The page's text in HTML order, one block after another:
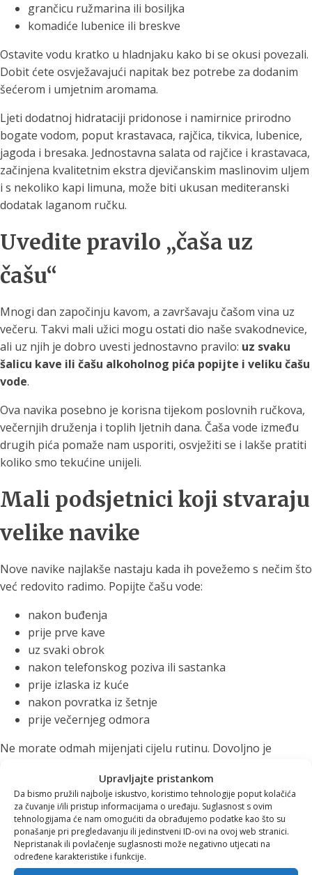
Upravljajte pristankom
Da bismo pružili najbolje iskustvo, koristimo tehnologije poput kolačića
za čuvanje i/ili pristup informacijama o uređaju. Suglasnost s ovim
tehnologijama će nam omogućiti da obrađujemo podatke kao što su
ponašanje pri pregledavanju ili jedinstveni ID-ovi na ovoj web stranici.
Nepristanak ili povlačenje suglasnosti može negativno utjecati na
određene karakteristike i funkcije.
grančicu ružmarina ili bosiljka
komadiće lubenice ili breskve
Ostavite vodu kratko u hladnjaku kako bi se okusi povezali.
Dobit ćete osvježavajući napitak bez potrebe za dodanim
šećerom i umjetnim aromama.
Ljeti dodatnoj hidrataciji pridonose i namirnice prirodno
bogate vodom, poput krastavaca, rajčica, tikvica, lubenice,
jagoda i bresaka. Jednostavna salata od rajčice i krastavaca,
začinjena kvalitetnim ekstra djevičanskim maslinovim uljem
i s nekoliko kapi limuna, može biti ukusan mediteranski
dodatak laganom ručku.
Uvedite pravilo „čaša uz
čašu“
Mnogi dan započinju kavom, a završavaju čašom vina uz
večeru. Takvi mali užici mogu ostati dio naše svakodnevice,
ali uz njih je dobro uvesti jednostavno pravilo: uz svaku
šalicu kave ili čašu alkoholnog pića popijte i veliku čašu
vode.
Ova navika posebno je korisna tijekom poslovnih ručkova,
večernjih druženja i toplih ljetnih dana. Čaša vode između
drugih pića pomaže nam usporiti, osvježiti se i lakše pratiti
koliko smo tekućine unijeli.
Mali podsjetnici koji stvaraju
velike navike
Nove navike najlakše nastaju kada ih povežemo s nečim što
već redovito radimo. Popijte čašu vode:
nakon buđenja
prije prve kave
uz svaki obrok
nakon telefonskog poziva ili sastanka
prije izlaska iz kuće
nakon povratka iz šetnje
prije večernjeg odmora
Ne morate odmah mijenjati cijelu rutinu. Dovoljno je
vode. Nakon nekog vremena više nećete morati razmišljati
o tome – hidratacija će postati prirodan dio svakodnevice.
Ne čekajte da postanete jako